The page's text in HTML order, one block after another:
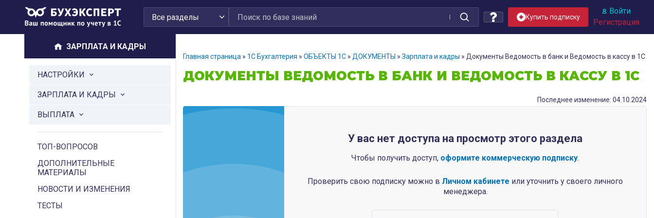
Купить подписку
Войти
Регистрация
Главная страница » 1С Бухгалтерия » ОБЪЕКТЫ 1С » ДОКУМЕНТЫ » Зарплата и кадры » Документы Ведомость в банк и Ведомость в кассу в 1С
ДОКУМЕНТЫ ВЕДОМОСТЬ В БАНК И ВЕДОМОСТЬ В КАССУ В 1С
Последнее изменение: 04.10.2024
У вас нет доступа на просмотр этого раздела
Чтобы получить доступ, оформите коммерческую подписку.
Проверить свою подписку можно в Личном кабинете или уточнить у своего личного
менеджера.
ЗАРПЛАТА И КАДРЫ
НАСТРОЙКИ
ЗАРПЛАТА И КАДРЫ
ВЫПЛАТА
ТОП-ВОПРОСОВ
ДОПОЛНИТЕЛЬНЫЕ
МАТЕРИАЛЫ
НОВОСТИ И ИЗМЕНЕНИЯ
ТЕСТЫ